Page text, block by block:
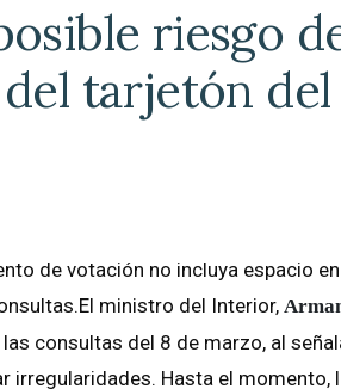
riesgo
tarjetón del
de votación no incluya espacio
ministro del Interior,
consultas del 8 de marzo, al
irregularidades. Hasta el momento,